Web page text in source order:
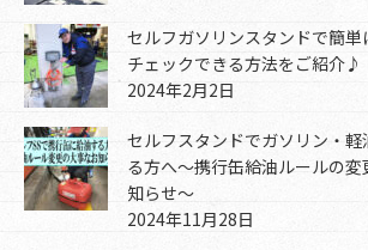
セルフガソリンスタンドで簡
チェックできる方法をご紹介♪
2024年2月2日
セルフスタンドでガソリン・
る方へ～携行缶給油ルールの
知らせ～
2024年11月28日